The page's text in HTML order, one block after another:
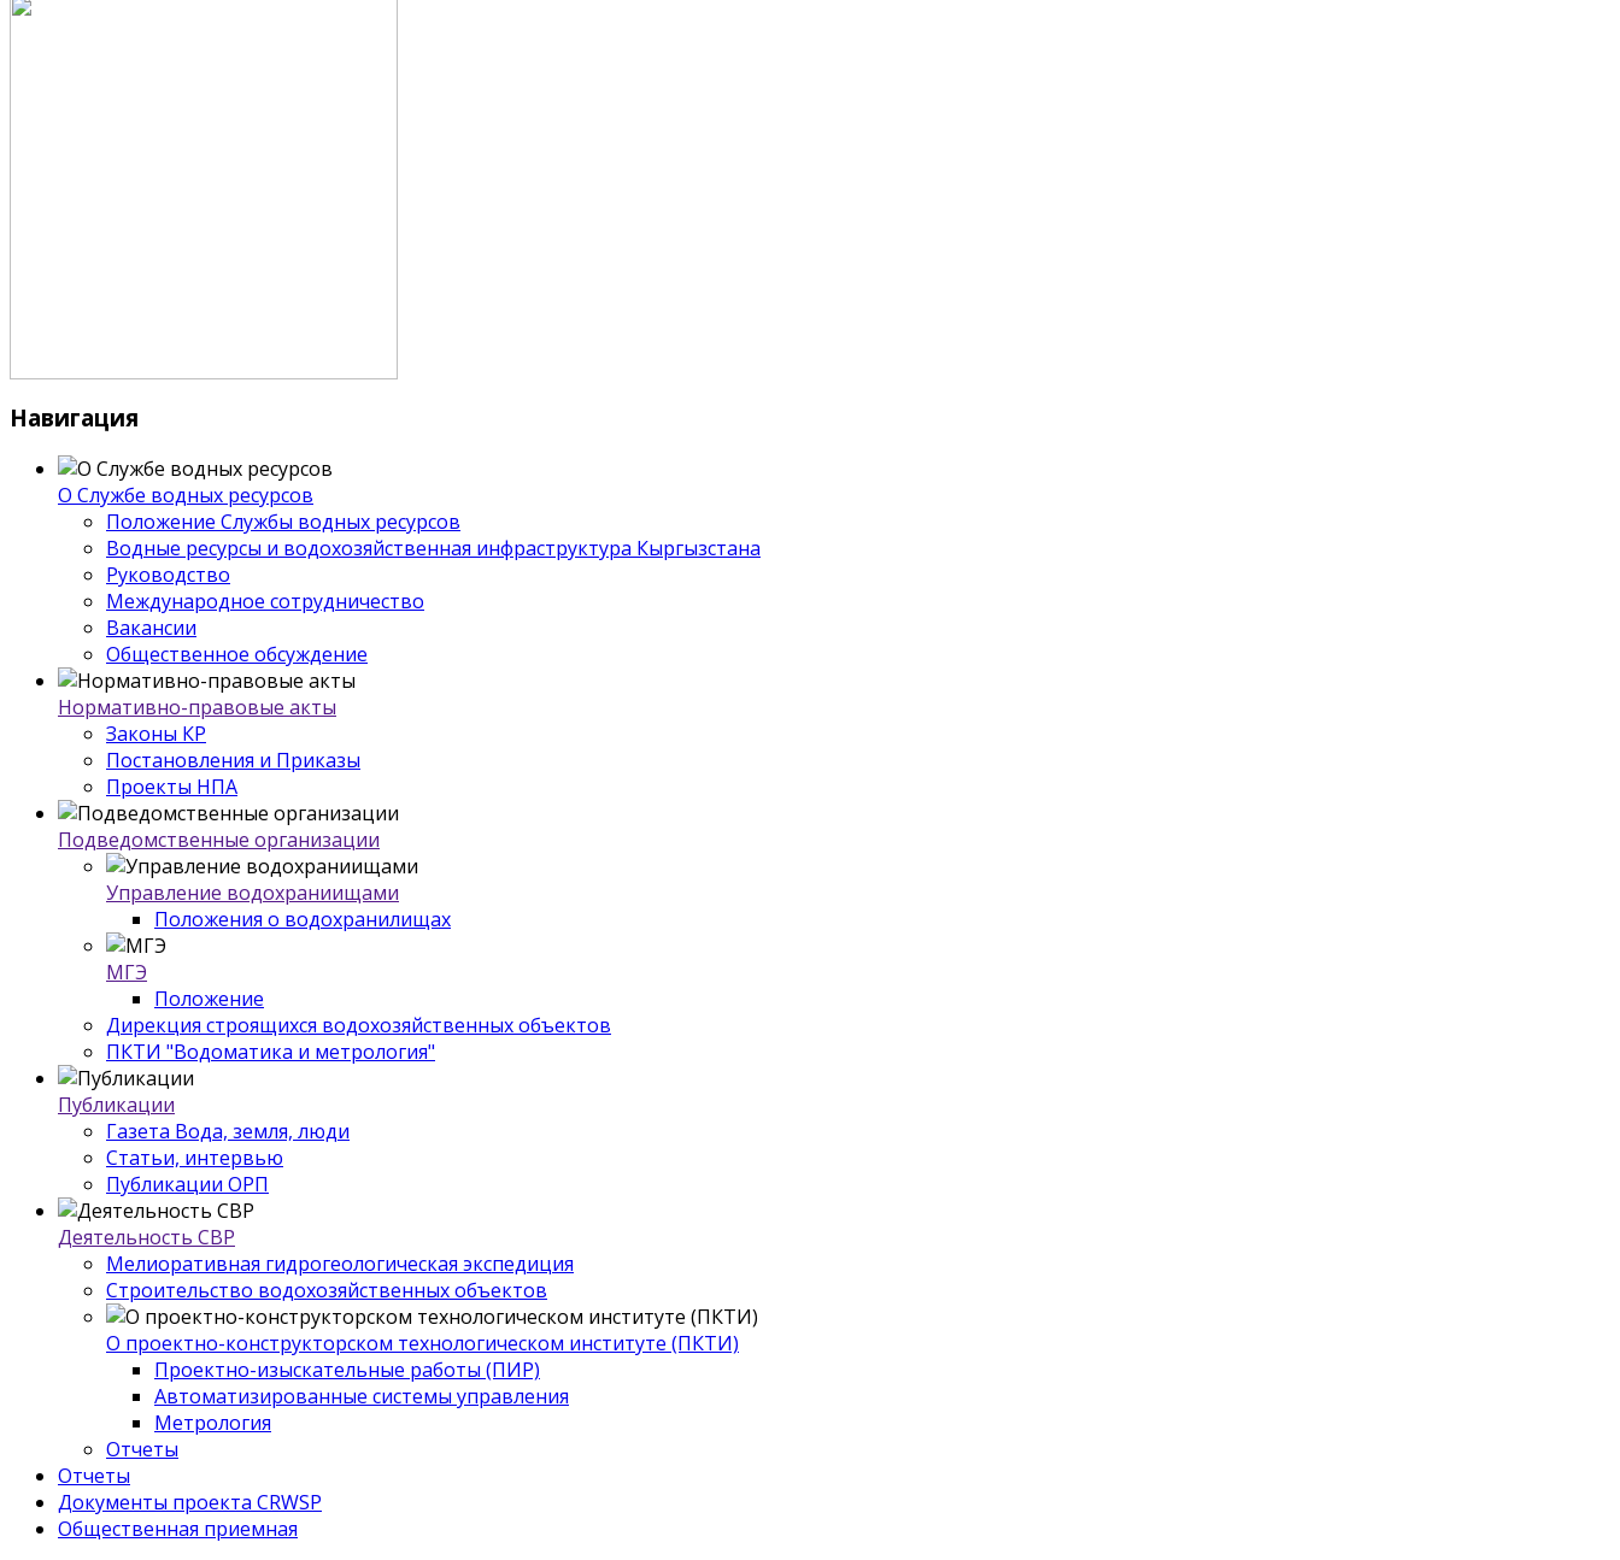
Навигация
О Службе водных ресурсов
Положение Службы водных ресурсов
Водные ресурсы и водохозяйственная инфраструктура Кыргызстана
Руководство
Международное сотрудничество
Вакансии
Общественное обсуждение
Нормативно-правовые акты
Законы КР
Постановления и Приказы
Проекты НПА
Подведомственные организации
Управление водохраниищами
Положения о водохранилищах
МГЭ
Положение
Дирекция строящихся водохозяйственных объектов
ПКТИ "Водоматика и метрология"
Публикации
Газета Вода, земля, люди
Статьи, интервью
Публикации ОРП
Деятельность СВР
Мелиоративная гидрогеологическая экспедиция
Строительство водохозяйственных объектов
О проектно-конструкторском технологическом институте (ПКТИ)
Проектно-изыскательные работы (ПИР)
Автоматизированные системы управления
Метрология
Отчеты
Отчеты
Документы проекта CRWSP
Общественная приемная